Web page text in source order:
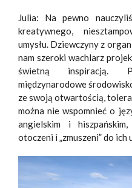
Julia: Na pewno
kreatywnego,
umysłu. Dziewczyny z
nam szeroki wachlarz
świetną inspiracją.
międzynarodowe
ze swoją otwartością,
można nie wspomnieć o
angielskim i
otoczeni i „zmuszeni” do ich